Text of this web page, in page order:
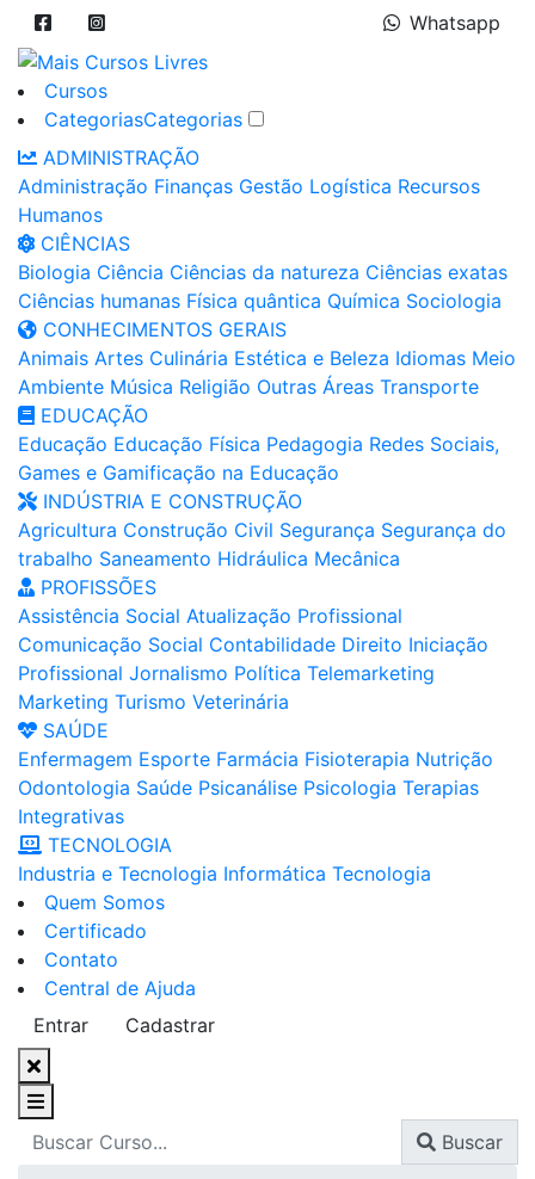
Whatsapp
Cursos
CategoriasCategorias
ADMINISTRAÇÃO
Administração Finanças Gestão Logística Recursos
Humanos
CIÊNCIAS
Biologia Ciência Ciências da natureza Ciências exatas
Ciências humanas Física quântica Química Sociologia
CONHECIMENTOS GERAIS
Animais Artes Culinária Estética e Beleza Idiomas Meio
Ambiente Música Religião Outras Áreas Transporte
EDUCAÇÃO
Educação Educação Física Pedagogia Redes Sociais,
Games e Gamificação na Educação
INDÚSTRIA E CONSTRUÇÃO
Agricultura Construção Civil Segurança Segurança do
trabalho Saneamento Hidráulica Mecânica
PROFISSÕES
Assistência Social Atualização Profissional
Comunicação Social Contabilidade Direito Iniciação
Profissional Jornalismo Política Telemarketing
Marketing Turismo Veterinária
SAÚDE
Enfermagem Esporte Farmácia Fisioterapia Nutrição
Odontologia Saúde Psicanálise Psicologia Terapias
Integrativas
TECNOLOGIA
Industria e Tecnologia Informática Tecnologia
Quem Somos
Certificado
Contato
Central de Ajuda
Entrar
Cadastrar
Buscar